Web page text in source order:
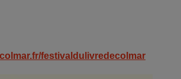
festivaldulivredecolmar